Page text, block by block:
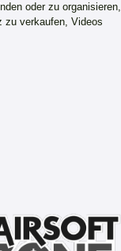
oder zu organisieren,
zu verkaufen, Videos